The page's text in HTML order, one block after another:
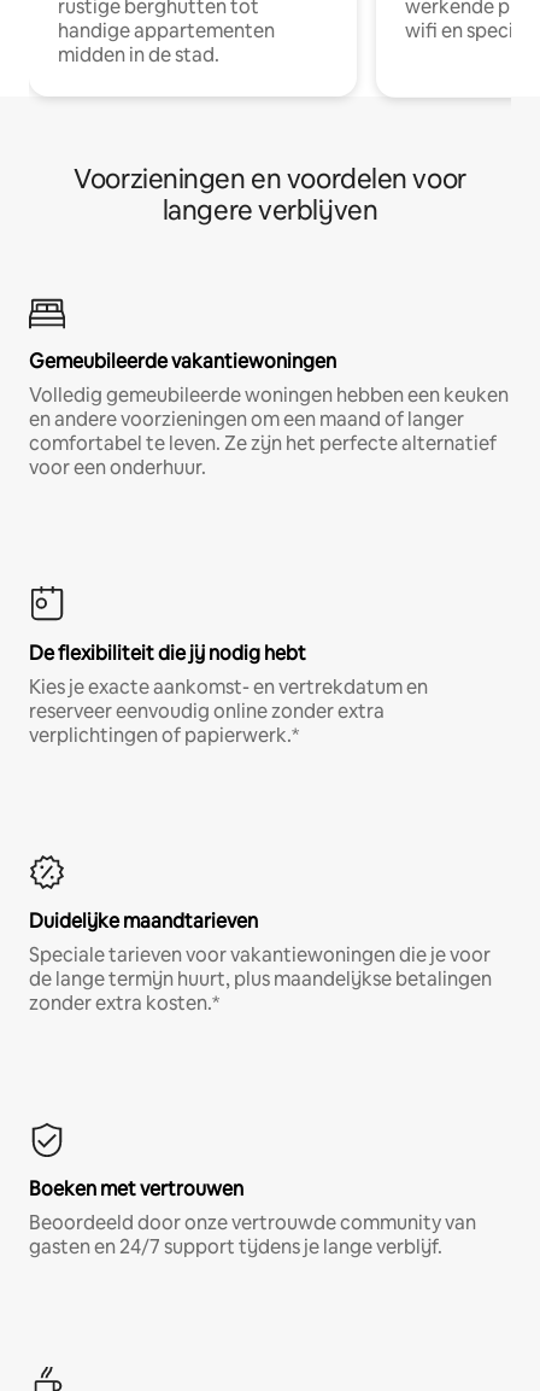
rustige berghutten tot
handige appartementen
midden in de stad.
werkende
wifi en
Voorzieningen en voordelen voor
langere verblijven
Gemeubileerde vakantiewoningen
Volledig gemeubileerde woningen hebben een keuken
en andere voorzieningen om een maand of langer
comfortabel te leven. Ze zijn het perfecte alternatief
voor een onderhuur.
De flexibiliteit die jij nodig hebt
Kies je exacte aankomst- en vertrekdatum en
reserveer eenvoudig online zonder extra
verplichtingen of papierwerk.*
Duidelijke maandtarieven
Speciale tarieven voor vakantiewoningen die je voor
de lange termijn huurt, plus maandelijkse betalingen
zonder extra kosten.*
Boeken met vertrouwen
Beoordeeld door onze vertrouwde community van
gasten en 24/7 support tijdens je lange verblijf.